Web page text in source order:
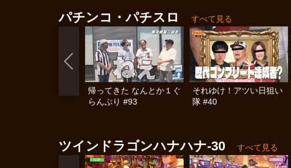
パチンコ・パチスロ すべて見る
帰ってきた なんとか１ぐ
らんぷり #93
それゆけ！アツい日狙い
隊 #40
ツインドラゴンハナハナ‐30 すべて見る